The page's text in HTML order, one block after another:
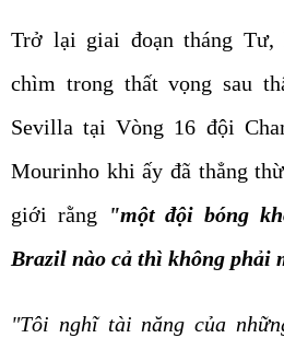
Trở lại giai đoạn tháng Tư,
chìm trong thất vọng sau
Sevilla tại Vòng 16 đội
Mourinho khi ấy đã thẳng
giới rằng
"một đội bóng
Brazil nào cả thì không phải
"Tôi nghĩ tài năng của